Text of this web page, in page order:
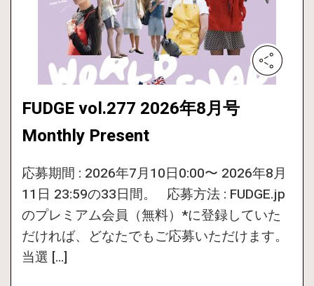
FUDGE vol.277 2026年8月号
Monthly Present
応募期間 : 2026年7月10日0:00〜 2026年8月
11日 23:59の33日間。 応募方法 : FUDGE.jp
のプレミアム会員（無料）*に登録していた
だければ、どなたでもご応募いただけます。
当選 […]